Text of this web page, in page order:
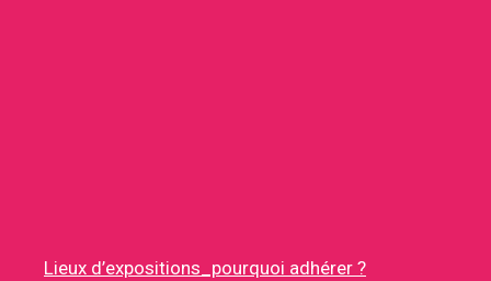
Lieux d’expositions_pourquoi adhérer ?